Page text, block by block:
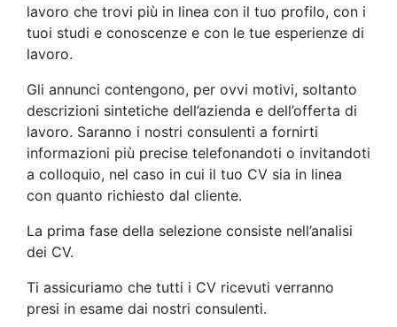
lavoro che trovi più in linea con il tuo profilo, con i
tuoi studi e conoscenze e con le tue esperienze di
lavoro.
Gli annunci contengono, per ovvi motivi, soltanto
descrizioni sintetiche dell’azienda e dell’offerta di
lavoro. Saranno i nostri consulenti a fornirti
informazioni più precise telefonandoti o invitandoti
a colloquio, nel caso in cui il tuo CV sia in linea
con quanto richiesto dal cliente.
La prima fase della selezione consiste nell’analisi
dei CV.
Ti assicuriamo che tutti i CV ricevuti verranno
presi in esame dai nostri consulenti.